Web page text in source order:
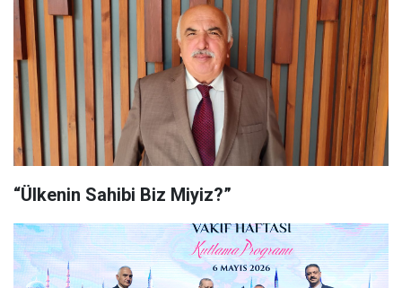
“Ülkenin Sahibi Biz Miyiz?”